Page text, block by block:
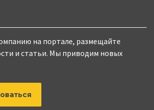
на портале, размещайте
и статьи. Мы приводим новых